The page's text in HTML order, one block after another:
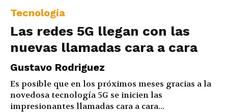
Tecnología
Las redes 5G llegan con las
nuevas llamadas cara a cara
Gustavo Rodriguez
Es posible que en los próximos meses gracias a la
novedosa tecnología 5G se inicien las
impresionantes llamadas cara a cara...